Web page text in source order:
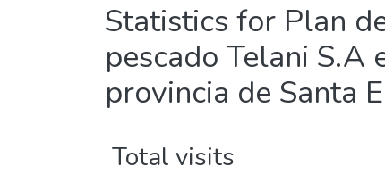
Statistics for Plan
pescado Telani S.A
provincia de Santa
Total visits